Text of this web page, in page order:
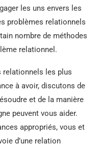
les uns envers les
problèmes relationnels
nombre de méthodes
relationnel.
relationnels les plus
à avoir, discutons de
et de la manière
peuvent vous aider.
appropriés, vous et
d’une relation